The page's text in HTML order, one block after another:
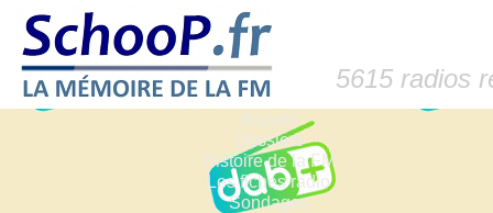
5615 radios
Accueil
Dossiers
Histoire de la FM
Les fiches radio
Sondages